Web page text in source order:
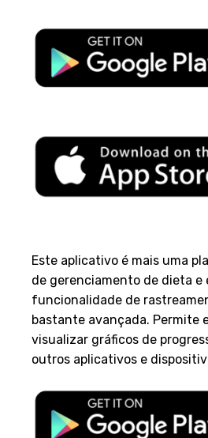
Este aplicativo é mais uma
de gerenciamento de dieta e
funcionalidade de
bastante avançada. Permite
visualizar gráficos de
outros aplicativos e